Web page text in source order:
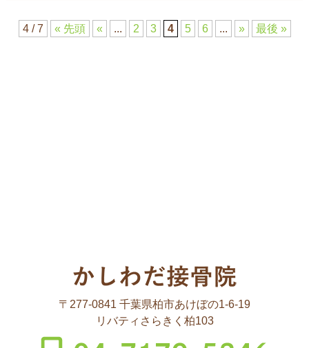
4 / 7 « 先頭 « ... 2 3 4 5 6 ... » 最後 »
〒277-0841 千葉県柏市あけぼの1-6-19
リバティさらきく柏103